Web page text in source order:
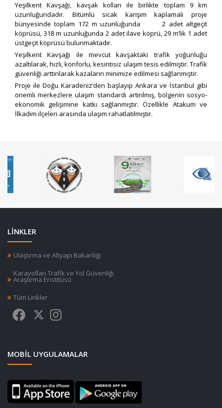
Yeşilkent Kavşağı, kavşak kolları ile birlikte toplam 9 km
uzunluğundadır. Bitümlü sıcak karışım kaplamalı proje
bünyesinde toplam 172 m uzunluğunda 2 adet altgeçit
köprüsü, 318 m uzunluğunda 2 adet ilave köprü, 29 m’lik 1 adet
üstgeçit köprüsü bulunmaktadır.
Yeşilkent Kavşağı ile mevcut kavşaktaki trafik yoğunluğu
azaltılarak, hızlı, konforlu, kesintisiz ulaşım tesis edilmiştir. Trafik
güvenliği arttırılarak kazaların minimize edilmesi sağlanmıştır.
Proje ile Doğu Karadeniz’den başlayıp Ankara ve İstanbul gibi
önemli merkezlere ulaşım standardı artırılmış, bölgenin sosyo-
ekonomik gelişimine katkı sağlanmıştır. Özellikle Atakum ve
İlkadım ilçeleri arasında ulaşım rahatlatılmıştır.
LİNKLER
Ulaştırma ve Altyapı Bakanlığı
Karayolları Trafik ve Yol Güvenliği
Araştırma Enstitüsü
Tüm Linkler
MOBIL UYGULAMALAR